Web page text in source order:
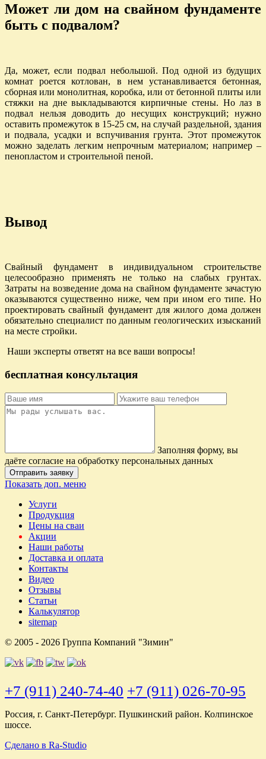
Может ли дом на свайном фундаменте
быть с подвалом?
Да, может, если подвал небольшой. Под одной из будущих
комнат роется котлован, в нем устанавливается бетонная,
сборная или монолитная, коробка, или от бетонной плиты или
стяжки на дне выкладываются кирпичные стены. Но лаз в
подвал нельзя доводить до несущих конструкций; нужно
оставить промежуток в 15-25 см, на случай раздельной, здания
и подвала, усадки и вспучивания грунта. Этот промежуток
можно заделать легким непрочным материалом; например –
пенопластом и строительной пеной.
Вывод
Свайный фундамент в индивидуальном строительстве
целесообразно применять не только на слабых грунтах.
Затраты на возведение дома на свайном фундаменте зачастую
оказываются существенно ниже, чем при ином его типе. Но
проектировать свайный фундамент для жилого дома должен
обязательно специалист по данным геологических изысканий
на месте стройки.
Наши эксперты ответят на все ваши вопросы!
бесплатная консультация
Заполняя форму, вы
даёте согласие на обработку персональных данных
Отправить заявку
Показать доп. меню
Услуги
Продукция
Цены на сваи
Акции
Наши работы
Доставка и оплата
Контакты
Видео
Отзывы
Статьи
Калькулятор
sitemap
© 2005 - 2026 Группа Компаний "Зимин"
+7 (911) 240-74-40 +7 (911) 026-70-95
Россия, г. Санкт-Петербург. Пушкинский район. Колпинское
шоссе.
Сделано в Ra-Studio